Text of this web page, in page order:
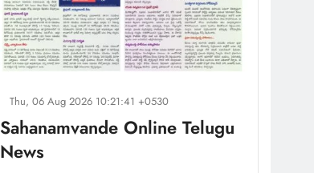
Thu, 06 Aug 2026 10:21:41 +0530
Sahanamvande Online Telugu
News